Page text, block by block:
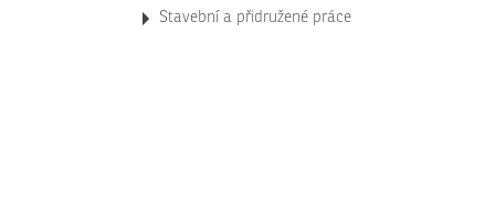
Stavební a přidružené práce